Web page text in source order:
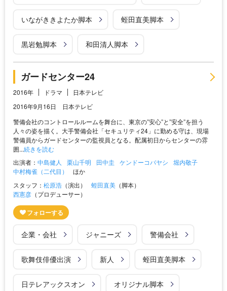
いながききよたか脚本 蛭田直美脚本
黒岩勉脚本 和田清人脚本
ガードセンター24
2016年 ドラマ
日本テレビ
2016年9月16日 日本テレビ
警備会社のコントロールルームを舞台に、東京の”安心”と”安全”を担う
人々の姿を描く。大手警備会社「セキュリティ24」に勤める守は、現場
警備員からガードセンターの監視員となる。配属初日からセンターの雰
囲...続きを読む
出演者： 中島健人 栗山千明 田中圭 ケンドーコバヤシ
堀内敬子
中村梅雀（二代目）
ほか
スタッフ： 松原浩 （演出） 蛭田直美 （脚本）
西憲彦 （プロデューサー）
企業・会社 ジャニーズ 警備会社
歌舞伎俳優出演 新人 蛭田直美脚本
日テレアックスオン オリジナル脚本